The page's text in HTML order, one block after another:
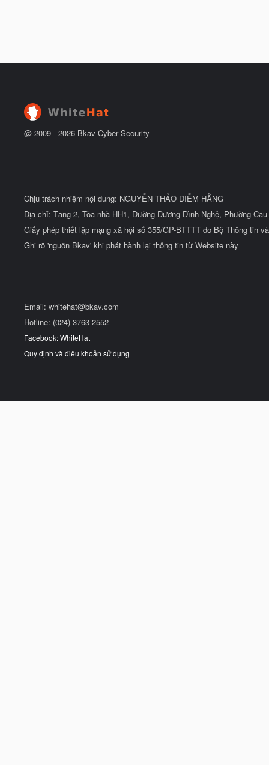
@ 2009 - 2026 Bkav Cyber Security
Chịu trách nhiệm nội dung: NGUYỄN THẢO DIỄM HẰNG
Địa chỉ: Tầng 2, Tòa nhà HH1, Đường Dương Đình Nghệ, Phường
Giấy phép thiết lập mạng xã hội số 355/GP-BTTTT do Bộ Thông tin
Ghi rõ 'nguồn Bkav' khi phát hành lại thông tin từ Website này
Email: whitehat@bkav.com
Hotline: (024) 3763 2552
Facebook: WhiteHat
Quy định và điều khoản sử dụng